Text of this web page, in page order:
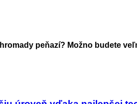
peňazí? Možno budete